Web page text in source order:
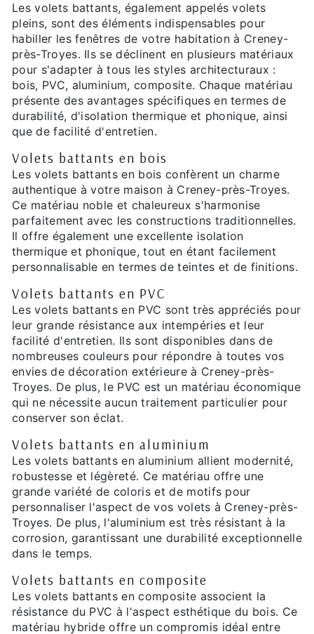
Les volets battants, également appelés volets
pleins, sont des éléments indispensables pour
habiller les fenêtres de votre habitation à Creney-
près-Troyes. Ils se déclinent en plusieurs matériaux
pour s'adapter à tous les styles architecturaux :
bois, PVC, aluminium, composite. Chaque matériau
présente des avantages spécifiques en termes de
durabilité, d'isolation thermique et phonique, ainsi
que de facilité d'entretien.
Volets battants en bois
Les volets battants en bois confèrent un charme
authentique à votre maison à Creney-près-Troyes.
Ce matériau noble et chaleureux s'harmonise
parfaitement avec les constructions traditionnelles.
Il offre également une excellente isolation
thermique et phonique, tout en étant facilement
personnalisable en termes de teintes et de finitions.
Volets battants en PVC
Les volets battants en PVC sont très appréciés pour
leur grande résistance aux intempéries et leur
facilité d'entretien. Ils sont disponibles dans de
nombreuses couleurs pour répondre à toutes vos
envies de décoration extérieure à Creney-près-
Troyes. De plus, le PVC est un matériau économique
qui ne nécessite aucun traitement particulier pour
conserver son éclat.
Volets battants en aluminium
Les volets battants en aluminium allient modernité,
robustesse et légèreté. Ce matériau offre une
grande variété de coloris et de motifs pour
personnaliser l'aspect de vos volets à Creney-près-
Troyes. De plus, l'aluminium est très résistant à la
corrosion, garantissant une durabilité exceptionnelle
dans le temps.
Volets battants en composite
Les volets battants en composite associent la
résistance du PVC à l'aspect esthétique du bois. Ce
matériau hybride offre un compromis idéal entre